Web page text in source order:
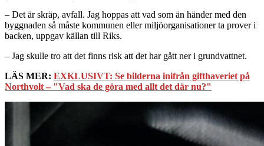
– Det är skräp, avfall. Jag hoppas att vad som än händer med den
byggnaden så måste kommunen eller miljöorganisationer ta prover i
backen, uppgav källan till Riks.
– Jag skulle tro att det finns risk att det har gått ner i grundvattnet.
LÄS MER: EXKLUSIVT: Se bilderna inifrån gifthaveriet på
Northvolt – "Vad ska de göra med allt det där nu?"